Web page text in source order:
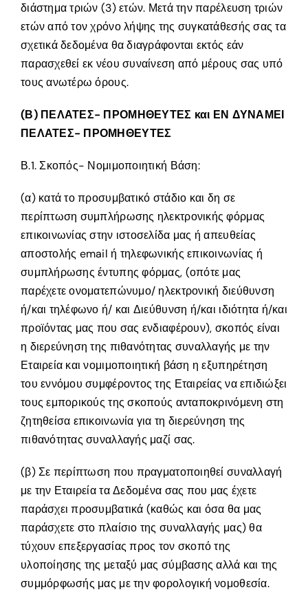
διάστημα τριών (3) ετών. Μετά την παρέλευση τριών
ετών από τον χρόνο λήψης της συγκατάθεσής σας τα
σχετικά δεδομένα θα διαγράφονται εκτός εάν
παρασχεθεί εκ νέου συναίνεση από μέρους σας υπό
τους ανωτέρω όρους.
(Β) ΠΕΛΑΤΕΣ- ΠΡΟΜΗΘΕΥΤΕΣ και ΕΝ ΔΥΝΑΜΕΙ
ΠΕΛΑΤΕΣ- ΠΡΟΜΗΘΕΥΤΕΣ
Β.1. Σκοπός- Νομιμοποιητική Βάση:
(α) κατά το προσυμβατικό στάδιο και δη σε
περίπτωση συμπλήρωσης ηλεκτρονικής φόρμας
επικοινωνίας στην ιστοσελίδα μας ή απευθείας
αποστολής email ή τηλεφωνικής επικοινωνίας ή
συμπλήρωσης έντυπης φόρμας, (οπότε μας
παρέχετε ονοματεπώνυμο/ ηλεκτρονική διεύθυνση
ή/και τηλέφωνο ή/ και Διεύθυνση ή/και ιδιότητα ή/και
προϊόντας μας που σας ενδιαφέρουν), σκοπός είναι
η διερεύνηση της πιθανότητας συναλλαγής με την
Εταιρεία και νομιμοποιητική βάση η εξυπηρέτηση
του εννόμου συμφέροντος της Εταιρείας να επιδιώξει
τους εμπορικούς της σκοπούς ανταποκρινόμενη στη
ζητηθείσα επικοινωνία για τη διερεύνηση της
πιθανότητας συναλλαγής μαζί σας.
(β) Σε περίπτωση που πραγματοποιηθεί συναλλαγή
με την Εταιρεία τα Δεδομένα σας που μας έχετε
παράσχει προσυμβατικά (καθώς και όσα θα μας
παράσχετε στο πλαίσιο της συναλλαγής μας) θα
τύχουν επεξεργασίας προς τον σκοπό της
υλοποίησης της μεταξύ μας σύμβασης αλλά και της
συμμόρφωσής μας με την φορολογική νομοθεσία.